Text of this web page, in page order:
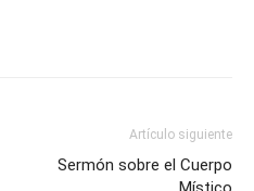
Artículo siguiente
Sermón sobre el Cuerpo